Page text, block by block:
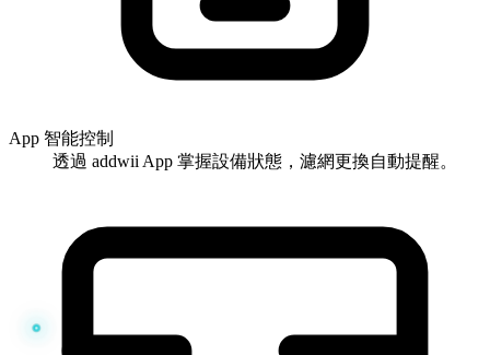
App 智能控制
透過 addwii App 掌握設備狀態，濾網更換自動提醒。